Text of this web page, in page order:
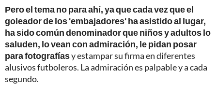
Pero el tema no para ahí, ya que cada vez que el
goleador de los 'embajadores' ha asistido al lugar,
ha sido común denominador que niños y adultos lo
saluden, lo vean con admiración, le pidan posar
para fotografíasy estampar su firma en diferentes
alusivos futboleros. La admiración es palpable y a cada
segundo.